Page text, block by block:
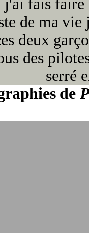
j'ai fais faire
de ma vie
deux
des
serré
de